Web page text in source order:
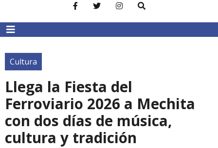
Cultura
Llega la Fiesta del
Ferroviario 2026 a Mechita
con dos días de música,
cultura y tradición